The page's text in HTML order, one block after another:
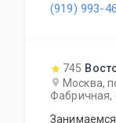
(919) 993-
745
Москва,
Фабричная,